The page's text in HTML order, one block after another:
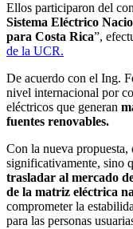
Ellos participaron del
Sistema Eléctrico
para Costa Rica”,
de la UCR.
De acuerdo con el Ing.
nivel internacional por
eléctricos que generan
fuentes renovables.
Con la nueva
significativamente, sino
trasladar al mercado
de la matriz eléctrica
comprometer la
para las personas